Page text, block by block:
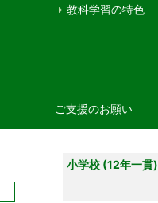
教科学習の特色
ご支援のお願い
小学校 (12年一貫)